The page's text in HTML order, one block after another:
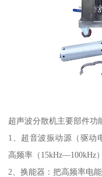
超声波分散机主要部件功
1、超音波振动源（驱动
高频率（15kHz—100kHz
2、换能器：把高频率电